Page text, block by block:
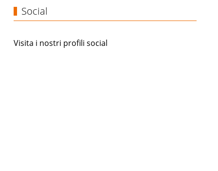
Social
Visita i nostri profili social